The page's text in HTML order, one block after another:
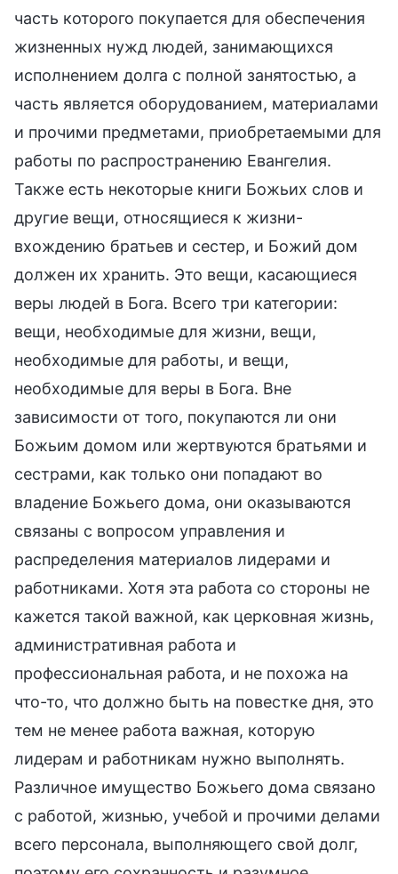
часть которого покупается для обеспечения
жизненных нужд людей, занимающихся
исполнением долга с полной занятостью, а
часть является оборудованием, материалами
и прочими предметами, приобретаемыми для
работы по распространению Евангелия.
Также есть некоторые книги Божьих слов и
другие вещи, относящиеся к жизни-
вхождению братьев и сестер, и Божий дом
должен их хранить. Это вещи, касающиеся
веры людей в Бога. Всего три категории:
вещи, необходимые для жизни, вещи,
необходимые для работы, и вещи,
необходимые для веры в Бога. Вне
зависимости от того, покупаются ли они
Божьим домом или жертвуются братьями и
сестрами, как только они попадают во
владение Божьего дома, они оказываются
связаны с вопросом управления и
распределения материалов лидерами и
работниками. Хотя эта работа со стороны не
кажется такой важной, как церковная жизнь,
административная работа и
профессиональная работа, и не похожа на
что-то, что должно быть на повестке дня, это
тем не менее работа важная, которую
лидерам и работникам нужно выполнять.
Различное имущество Божьего дома связано
с работой, жизнью, учебой и прочими делами
всего персонала, выполняющего свой долг,